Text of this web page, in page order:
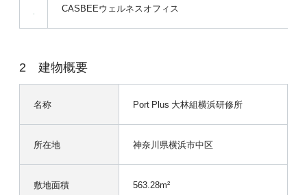
CASBEEウェルネスオフィス
建物概要
名称 Port Plus 大林組横浜研修所
所在地 神奈川県横浜市中区
敷地面積 563.28m²